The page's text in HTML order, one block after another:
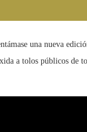
una nueva
a tolos públicos de